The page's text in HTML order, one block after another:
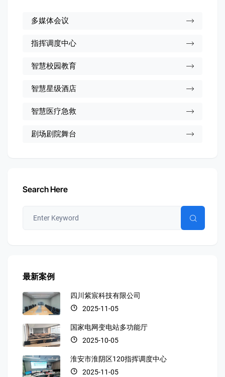
多媒体会议
指挥调度中心
智慧校园教育
智慧星级酒店
智慧医疗急救
剧场剧院舞台
Search Here
最新案例
四川紫宸科技有限公司
2025-11-05
国家电网变电站多功能厅
2025-10-05
淮安市淮阴区120指挥调度中心
2025-11-05